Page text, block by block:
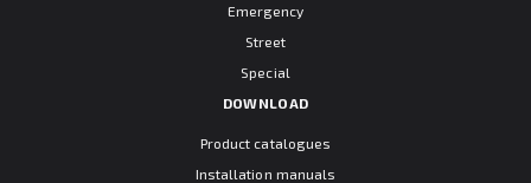
Emergency
Street
Special
DOWNLOAD
Product catalogues
Installation manuals